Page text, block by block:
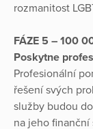
rozmanitost
FÁZE 5 – 100
Poskytne
Profesionální
řešení svých
služby budou
na jeho finanční